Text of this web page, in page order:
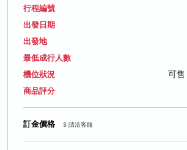
行程編號
出發日期
出發地
最低成行人數
機位狀況 可售
商品評分
訂金價格 $ 請洽客服